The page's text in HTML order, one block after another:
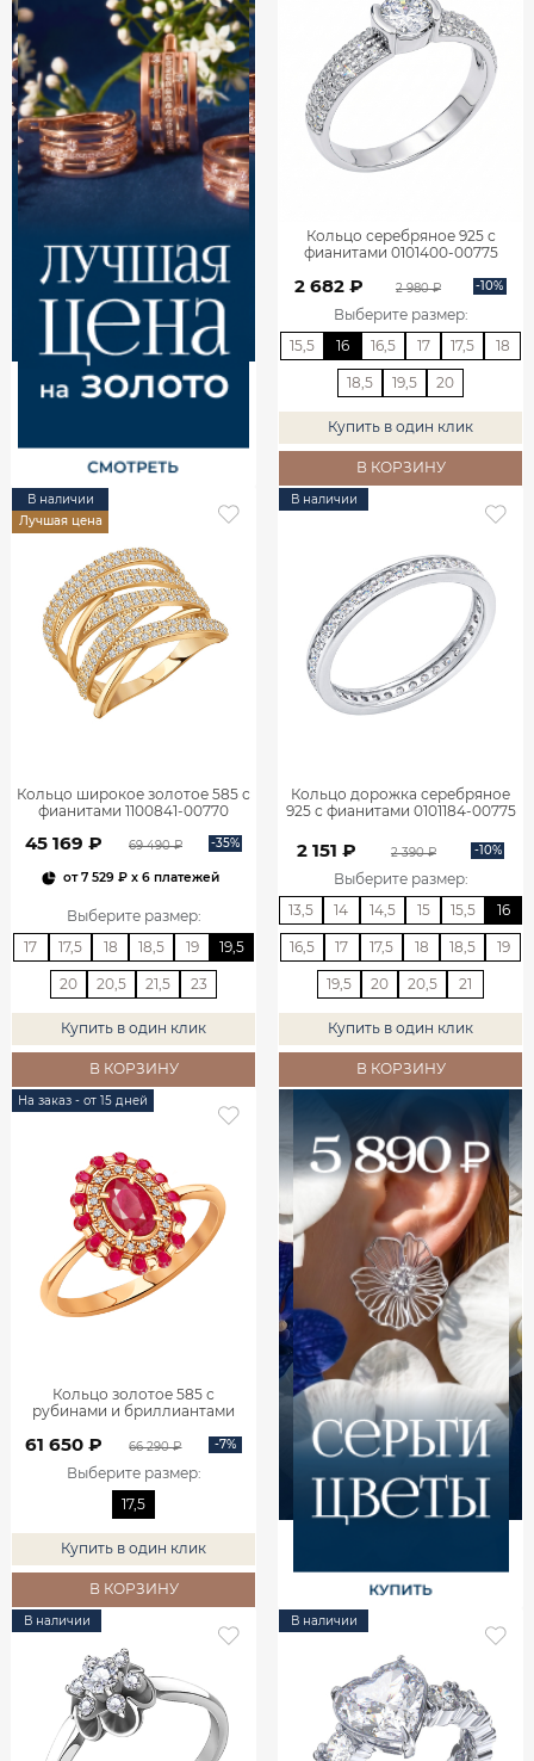
Кольцо серебряное 925 с
фианитами 0101400-00775
2 682 ₽ 2 980 ₽ -10%
Выберите размер:
15,5
16 16,5 17 17,5 18
18,5 19,5 20
Купить в один клик
В КОРЗИНУ
В наличии
Лучшая цена
Кольцо широкое золотое 585 с
фианитами 1100841-00770
45 169 ₽ 69 490 ₽ -35%
от7 529 ₽x 6 платежей
Выберите размер:
17
17,5 18 18,5 19 19,5
20 20,5 21,5 23
Купить в один клик
В КОРЗИНУ
В наличии
Кольцо дорожка серебряное
925 с фианитами 0101184-00775
2 151 ₽ 2 390 ₽ -10%
Выберите размер:
13,5
14 14,5 15 15,5 16
16,5 17 17,5 18 18,5 19
19,5 20 20,5 21
Купить в один клик
В КОРЗИНУ
На заказ - от 15 дней
Кольцо золотое 585 с
рубинами и бриллиантами
61 650 ₽ 66 290 ₽ -7%
Выберите размер:
17,5
Купить в один клик
В КОРЗИНУ
В наличии В наличии